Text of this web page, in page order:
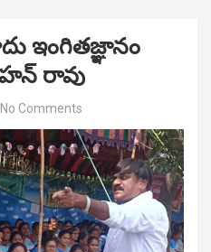
ఇంగితజ్ఞానం
రావు
No Comments